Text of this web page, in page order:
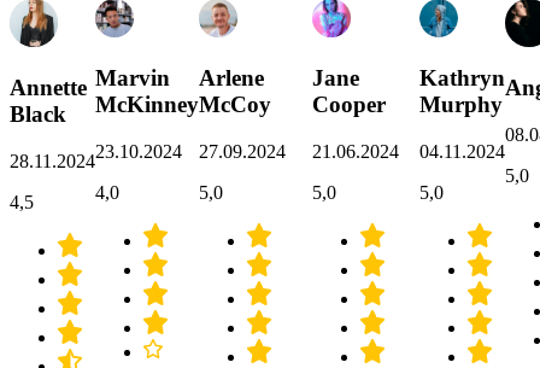
Annette
Black
28.11.2024
4,5
Marvin
McKinney
23.10.2024
4,0
Arlene
McCoy
27.09.2024
5,0
Jane
Cooper
21.06.2024
5,0
Kathryn
Murphy
04.11.2024
5,0
5,0